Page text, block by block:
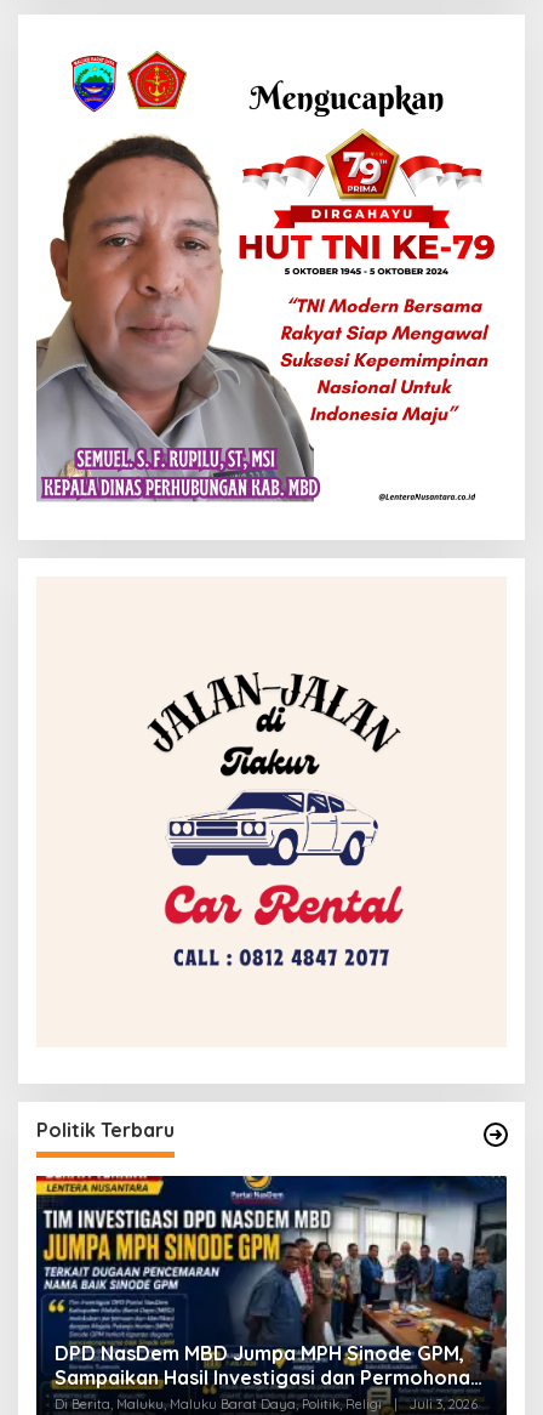
Politik Terbaru
GPM,
Juli 3, 2026
Tim Investigasi DPD NasDem MBD
Laporan ke DPW NasDem Maluku
Di Berita, Maluku Barat Daya, Politik, Religi | Juli 3, 2026